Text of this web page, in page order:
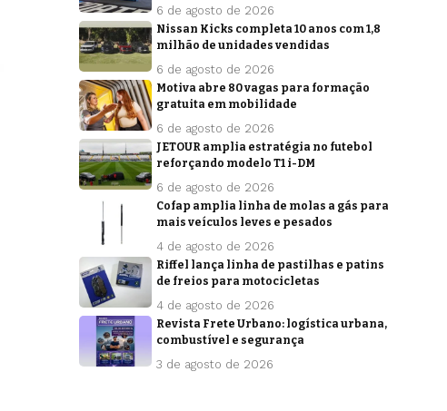
6 de agosto de 2026
Nissan Kicks completa 10 anos com 1,8
milhão de unidades vendidas
6 de agosto de 2026
Motiva abre 80 vagas para formação
gratuita em mobilidade
6 de agosto de 2026
JETOUR amplia estratégia no futebol
reforçando modelo T1 i-DM
6 de agosto de 2026
Cofap amplia linha de molas a gás para
mais veículos leves e pesados
4 de agosto de 2026
Riffel lança linha de pastilhas e patins
de freios para motocicletas
4 de agosto de 2026
Revista Frete Urbano: logística urbana,
combustível e segurança
3 de agosto de 2026